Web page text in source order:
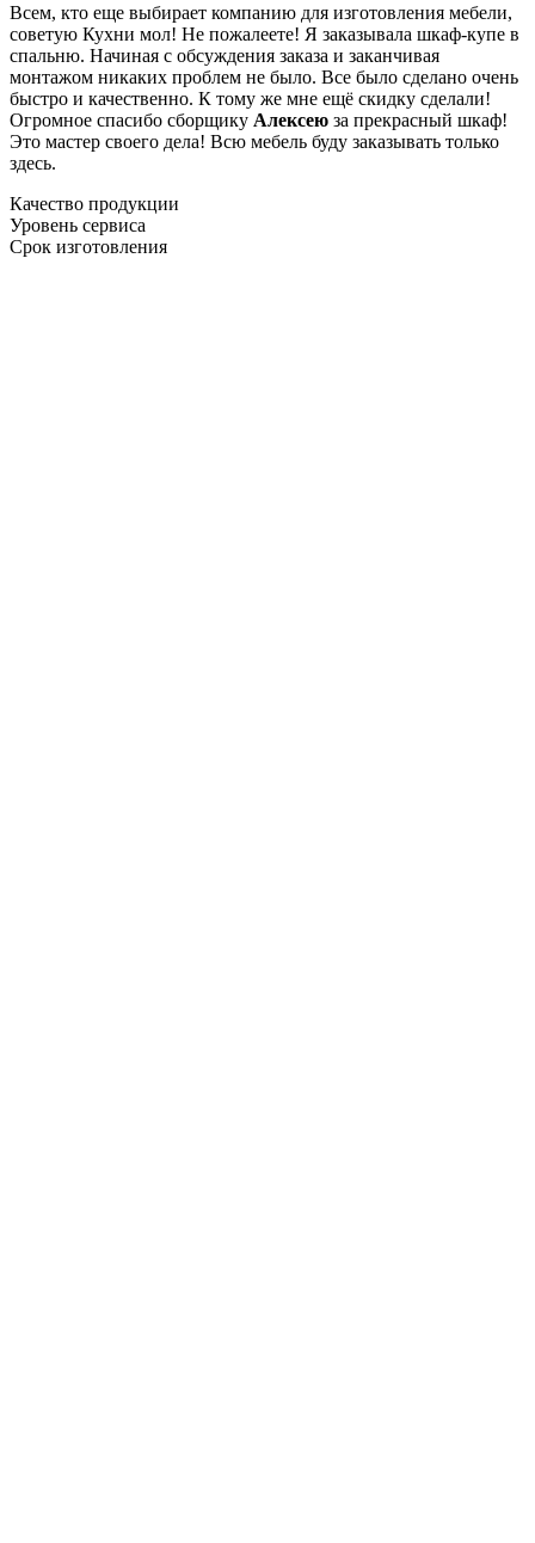
Всем, кто еще выбирает компанию для изготовления мебели,
советую Кухни мол! Не пожалеете! Я заказывала шкаф-купе в
спальню. Начиная с обсуждения заказа и заканчивая
монтажом никаких проблем не было. Все было сделано очень
быстро и качественно. К тому же мне ещё скидку сделали!
Огромное спасибо сборщику Алексею за прекрасный шкаф!
Это мастер своего дела! Всю мебель буду заказывать только
здесь.
Качество продукции
Уровень сервиса
Срок изготовления